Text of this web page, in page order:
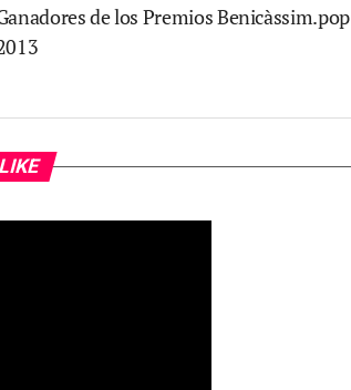
de los Premios Benicàssim.pop